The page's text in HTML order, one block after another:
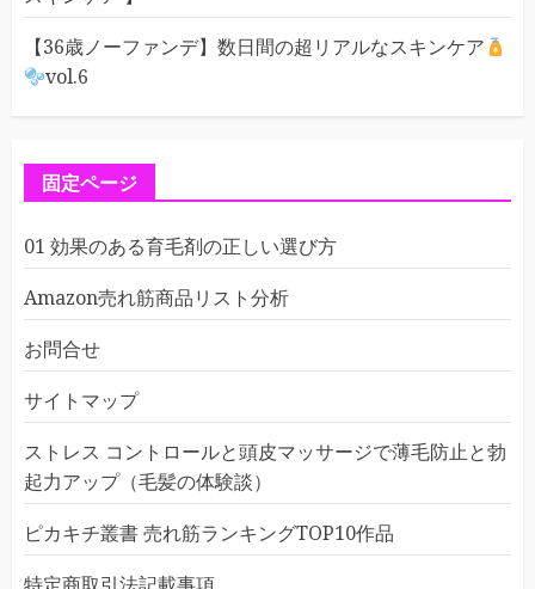
【36歳ノーファンデ】数日間の超リアルなスキンケア
vol.6
固定ページ
01 効果のある育毛剤の正しい選び方
Amazon売れ筋商品リスト分析
お問合せ
サイトマップ
ストレス コントロールと頭皮マッサージで薄毛防止と勃
起力アップ（毛髪の体験談）
ピカキチ叢書 売れ筋ランキングTOP10作品